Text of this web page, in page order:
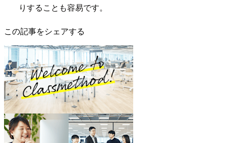
りすることも容易です。
この記事をシェアする